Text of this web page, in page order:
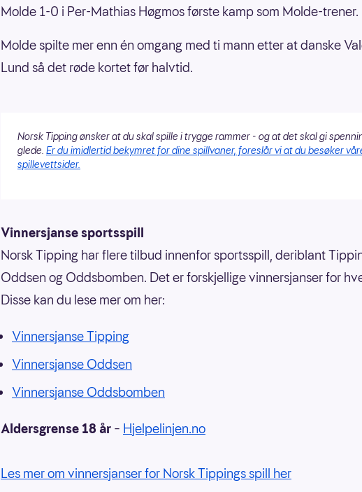
Molde 1-0 i Per-Mathias Høgmos første kamp som Molde-trener.
Molde spilte mer enn én omgang med ti mann etter at danske
Lund så det røde kortet før halvtid.
Norsk Tipping ønsker at du skal spille i trygge rammer - og at det skal gi
glede. Er du imidlertid bekymret for dine spillvaner, foreslår vi at du besøker
spillevettsider.
Vinnersjanse sportsspill
Norsk Tipping har flere tilbud innenfor sportsspill, deriblant
Oddsen og Oddsbomben. Det er forskjellige vinnersjanser for
Disse kan du lese mer om her:
Vinnersjanse Tipping
Vinnersjanse Oddsen
Vinnersjanse Oddsbomben
Aldersgrense 18 år – Hjelpelinjen.no
Les mer om vinnersjanser for Norsk Tippings spill her